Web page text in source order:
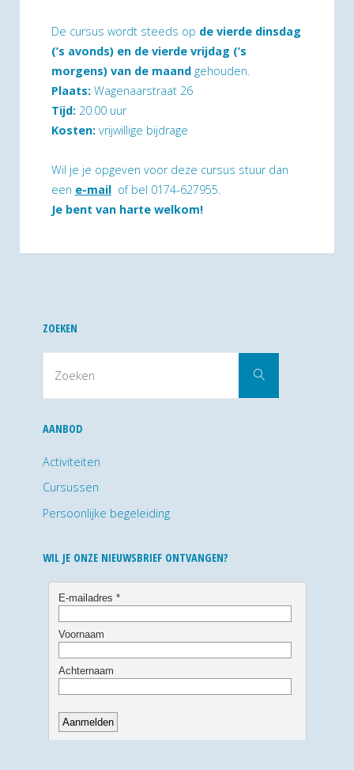
De cursus wordt steeds op de vierde dinsdag
(’s avonds) en de vierde vrijdag (’s
morgens) van de maandgehouden.
Plaats: Wagenaarstraat 26
Tijd:20.00 uur
Kosten:vrijwillige bijdrage
Wil je je opgeven voor deze cursus stuur dan
een e-mail of bel 0174-627955.
Je bent van harte welkom!
ZOEKEN
Zoeken
AANBOD
Activiteiten
Cursussen
Persoonlijke begeleiding
WIL JE ONZE NIEUWSBRIEF ONTVANGEN?